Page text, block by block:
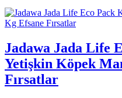
Jadawa Jada Life
Yetişkin Köpek
Fırsatlar